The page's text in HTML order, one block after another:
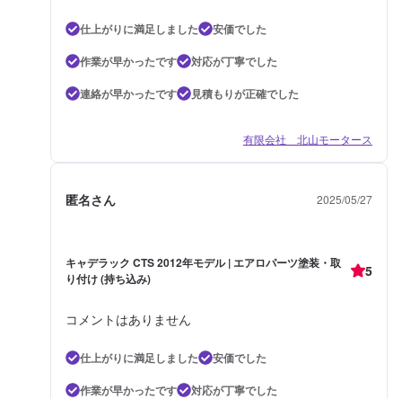
仕上がりに満足しました
安価でした
作業が早かったです
対応が丁寧でした
連絡が早かったです
見積もりが正確でした
有限会社 北山モータース
匿名さん 2025/05/27
キャデラック CTS 2012年モデル | エアロパーツ塗装・取
り付け (持ち込み)
5
コメントはありません
仕上がりに満足しました
安価でした
作業が早かったです
対応が丁寧でした